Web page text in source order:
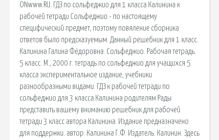
ONwww.RU. ГДЗ по сольфеджио для 1 класса Калинина к
рабочей тетради Сольфеджио - по настоящему
специфический предмет, поэтому повяление сборника
ответов было предсказуемым. Данный решебник для 1 класс.
Калинина Галина Фёдоровна. Сольфеджио. Рабочая тетрадь.
5 класс. М., 2000 г. тетрадь по сольфеджио для учащихся 5
класса экспериментальное издание, учебники
разнообразными видами. ГДЗ к рабочей тетради по
сольфеджио для 3 класса Калинина родителям Рады
представить вашему вниманию решебник для рабочей
тетради 3 класс автора Калинина. Издание предназначено
для поддержки. автор: Калинина Г.Ф. Издатель: Калинин. Здесь